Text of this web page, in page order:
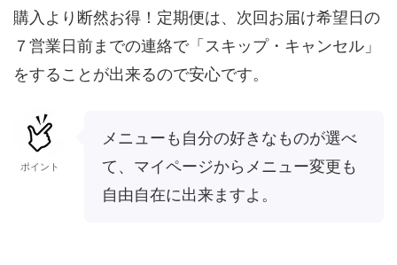
購入より断然お得！定期便は、次回お届け希望日の
７営業日前までの連絡で「スキップ・キャンセル」
をすることが出来るので安心です。
ポイント
メニューも自分の好きなものが選べ
て、マイページからメニュー変更も
自由自在に出来ますよ。